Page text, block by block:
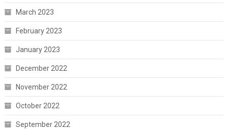
March 2023
February 2023
January 2023
December 2022
November 2022
October 2022
September 2022